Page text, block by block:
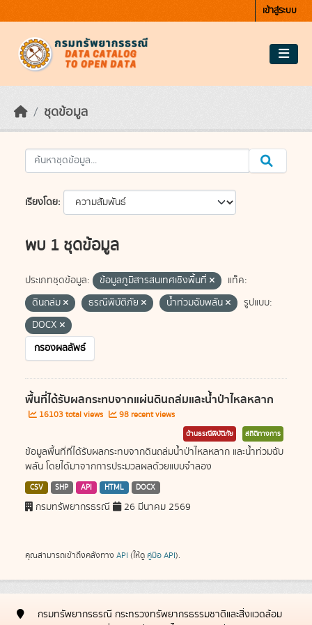
เข้าสู่ระบบ
ชุดข้อมูล
เรียงโดย
พบ 1 ชุดข้อมูล
ประเภทชุดข้อมูล: ข้อมูลภูมิสารสนเทศเชิงพื้นที่
แท็ค:
ดินถล่ม
ธรณีพิบัติภัย น้ำท่วมฉับพลัน
รูปแบบ:
DOCX
กรองผลลัพธ์
พื้นที่ได้รับผลกระทบจากแผ่นดินถล่มและน้ำป่าไหลหลาก
16103 total views 98 recent views
ด้านธรณีพิบัติภัย สถิติทางการ
ข้อมูลพื้นที่ที่ได้รับผลกระทบจากดินถล่มน้ำป่าไหลหลาก และน้ำท่วมฉับ
พลัน โดยได้มาจากการประมวลผลด้วยแบบจำลอง
CSV SHP API HTML DOCX
กรมทรัพยากรธรณี 26 มีนาคม 2569
คุณสามารถเข้าถึงคลังทาง API (ให้ดู คู่มือ API).
กรมทรัพยากรธรณี กระทรวงทรัพยากรธรรมชาติและสิ่งแวดล้อม